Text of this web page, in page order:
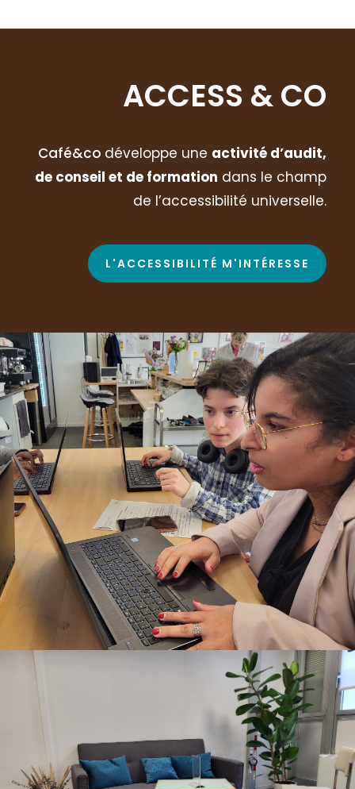
ACCESS & CO
Café&co développe une activité d’audit,
de conseil et de formation dans le champ
de l’accessibilité universelle.
L'ACCESSIBILITÉ M'INTÉRESSE